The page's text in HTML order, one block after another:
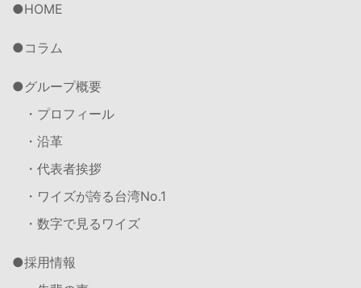
HOME
コラム
グループ概要
・プロフィール
・沿革
・代表者挨拶
・ワイズが誇る台湾No.1
・数字で見るワイズ
採用情報